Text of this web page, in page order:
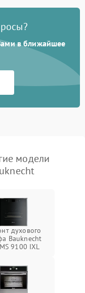
в ближайшее
модели
духового
Bauknecht
9100 IXL